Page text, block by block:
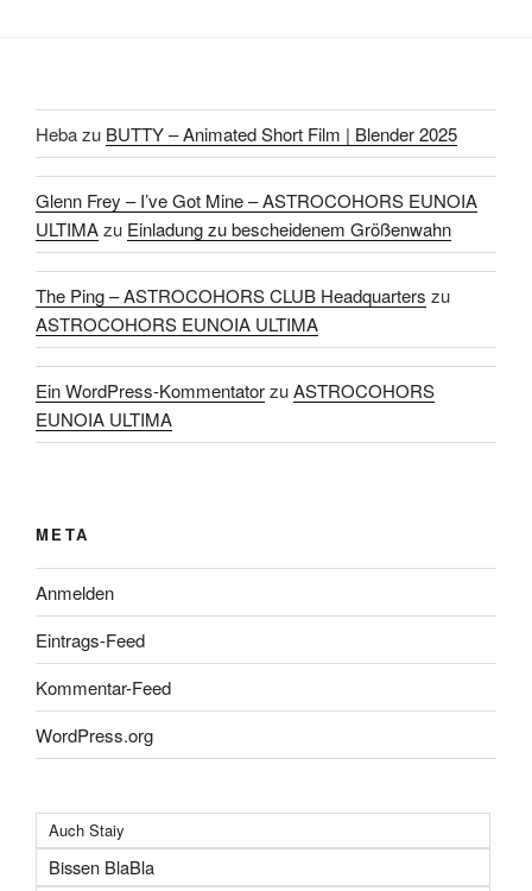
Hebazu BUTTY – Animated Short Film | Blender 2025
Glenn Frey – I’ve Got Mine – ASTROCOHORS EUNOIA
ULTIMAzu Einladung zu bescheidenem Größenwahn
The Ping – ASTROCOHORS CLUB Headquarters zu
ASTROCOHORS EUNOIA ULTIMA
Ein WordPress-KommentatorzuASTROCOHORS
EUNOIA ULTIMA
META
Anmelden
Eintrags-Feed
Kommentar-Feed
WordPress.org
Auch Staiy
Bissen BlaBla